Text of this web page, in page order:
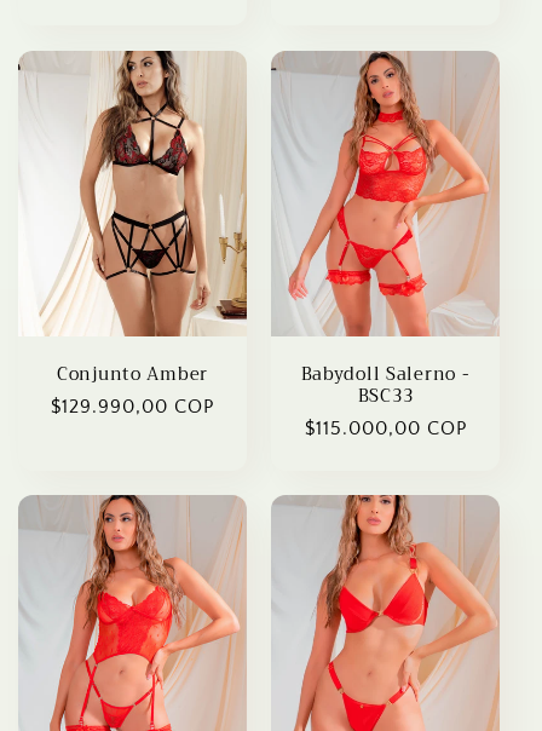
Conjunto Amber
Regular
$129.990,00 COP
Babydoll Salerno -
BSC33
Regular
$115.000,00 COP